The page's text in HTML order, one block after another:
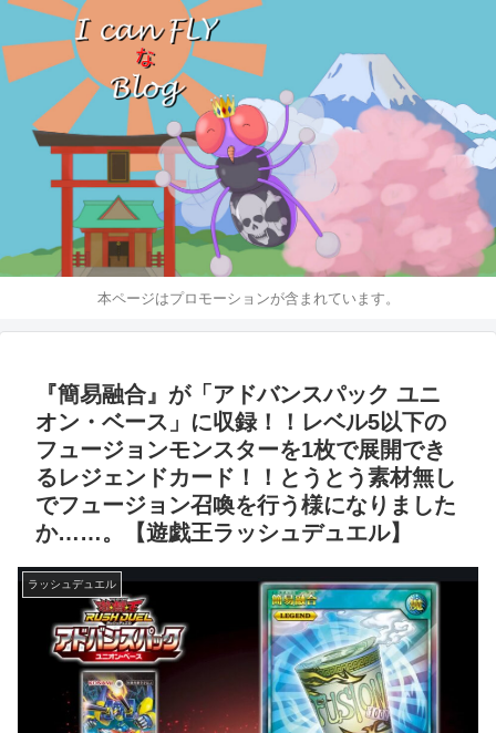
本ページはプロモーションが含まれています。
『簡易融合』が「アドバンスパック ユニ
オン・ベース」に収録！！レベル5以下の
フュージョンモンスターを1枚で展開でき
るレジェンドカード！！とうとう素材無し
でフュージョン召喚を行う様になりました
か……。【遊戯王ラッシュデュエル】
ラッシュデュエル